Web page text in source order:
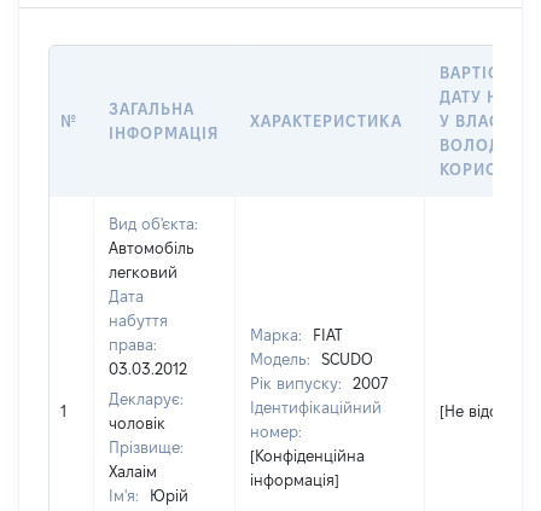
№
ЗАГАЛЬНА
ІНФОРМАЦІЯ
ХАРАКТЕРИСТИКА
ВАРТІСТЬ
ДАТУ
У
1
Вид об'єкта:
Автомобіль
легковий
Дата
набуття
права:
03.03.2012
Декларує:
чоловік
Прізвище:
Халаім
Ім'я:
Юрій
Марка:
FIAT
Модель:
SCUDO
Рік випуску:
2007
Ідентифікаційний
номер:
[Конфіденційна
інформація]
[Не відомо]